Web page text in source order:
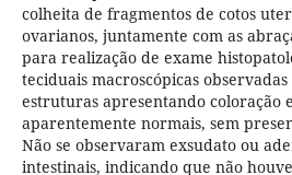
colheita de fragmentos de cotos
ovarianos, juntamente com as
para realização de exame
teciduais macroscópicas
estruturas apresentando coloração
aparentemente normais, sem
Não se observaram exsudato ou
intestinais, indicando que não